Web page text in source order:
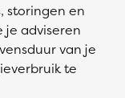
storingen en
je adviseren
van je
te